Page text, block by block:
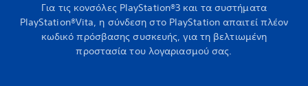
Για τις κονσόλες PlayStation®3 και τα συστήματα
PlayStation®Vita, η σύνδεση στο PlayStation απαιτεί πλέον
κωδικό πρόσβασης συσκευής, για τη βελτιωμένη
προστασία του λογαριασμού σας.